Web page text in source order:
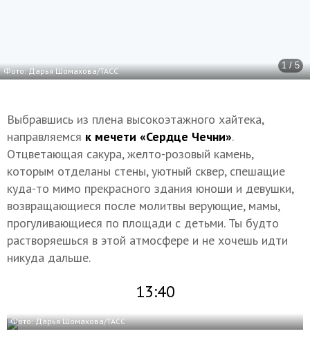
1 / 5
Фото: Дарья Шомахова/ТАСС
Выбравшись из плена высокоэтажного хайтека,
направляемся к мечети «Сердце Чечни».
Отцветающая сакура, желто-розовый камень,
которым отделаны стены, уютный сквер, спешащие
куда-то мимо прекрасного здания юноши и девушки,
возвращающиеся после молитвы верующие, мамы,
прогуливающиеся по площади с детьми. Ты будто
растворяешься в этой атмосфере и не хочешь идти
никуда дальше.
13:40
Фото: Дарья Шомахова/ТАСС